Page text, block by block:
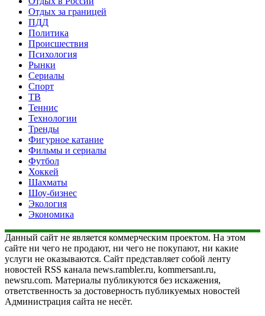
Отдых за границей
ПДД
Политика
Происшествия
Психология
Рынки
Сериалы
Спорт
ТВ
Теннис
Технологии
Тренды
Фигурное катание
Фильмы и сериалы
Футбол
Хоккей
Шахматы
Шоу-бизнес
Экология
Экономика
Данный сайт не является коммерческим проектом. На этом
сайте ни чего не продают, ни чего не покупают, ни какие
услуги не оказываются. Сайт представляет собой ленту
новостей RSS канала news.rambler.ru, kommersant.ru,
newsru.com. Материалы публикуются без искажения,
ответственность за достоверность публикуемых новостей
Администрация сайта не несёт.